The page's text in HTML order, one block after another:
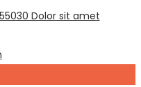
Dolor sit amet